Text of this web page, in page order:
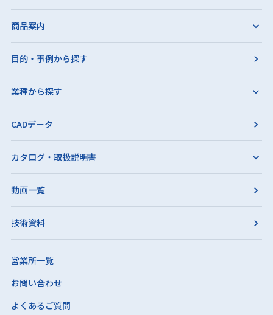
商品案内
目的・事例から探す
業種から探す
CADデータ
カタログ・取扱説明書
動画一覧
技術資料
営業所一覧
お問い合わせ
よくあるご質問